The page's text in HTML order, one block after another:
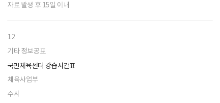
자료 발생 후 15일 이내
12
기타 정보공표
국민체육센터 강습시간표
체육사업부
수시